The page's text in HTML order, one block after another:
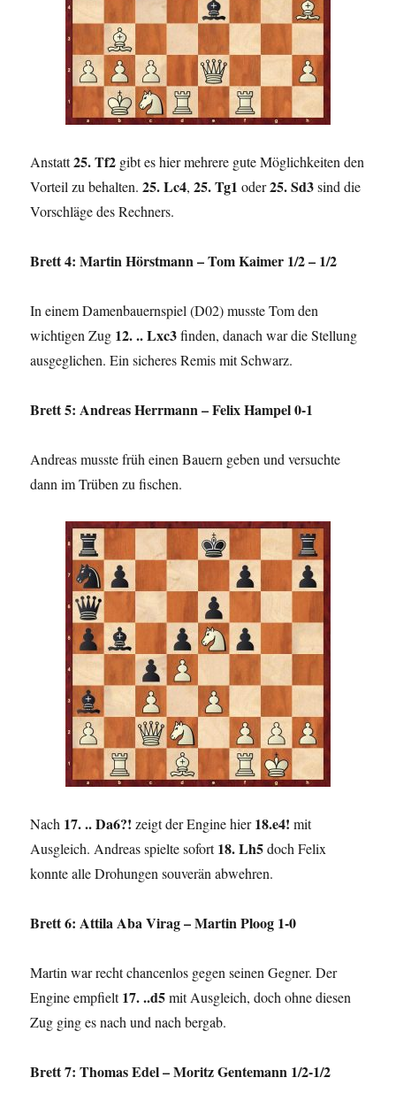
Anstatt25. Tf2 gibt es hier mehrere gute Möglichkeiten den
Vorteil zu behalten.25. Lc4,25. Tg1 oder25. Sd3sind die
Vorschläge des Rechners.
Brett 4: Martin Hörstmann – Tom Kaimer 1/2 – 1/2
In einem Damenbauernspiel (D02) musste Tom den
wichtigen Zug 12. .. Lxc3finden, danach war die Stellung
ausgeglichen. Ein sicheres Remis mit Schwarz.
Brett 5: Andreas Herrmann – Felix Hampel 0-1
Andreas musste früh einen Bauern geben und versuchte
dann im Trüben zu fischen.
Nach 17. .. Da6?! zeigt der Engine hier18.e4! mit
Ausgleich. Andreas spielte sofort18. Lh5doch Felix
konnte alle Drohungen souverän abwehren.
Brett 6: Attila Aba Virag – Martin Ploog 1-0
Martin war recht chancenlos gegen seinen Gegner. Der
Engine empfielt17. ..d5mit Ausgleich, doch ohne diesen
Zug ging es nach und nach bergab.
Brett 7: Thomas Edel – Moritz Gentemann 1/2-1/2